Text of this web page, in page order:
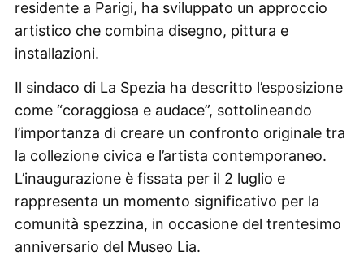
residente a Parigi, ha sviluppato un approccio
artistico che combina disegno, pittura e
installazioni.
Il sindaco di La Spezia ha descritto l’esposizione
come “coraggiosa e audace”, sottolineando
l’importanza di creare un confronto originale tra
la collezione civica e l’artista contemporaneo.
L’inaugurazione è fissata per il 2 luglio e
rappresenta un momento significativo per la
comunità spezzina, in occasione del trentesimo
anniversario del Museo Lia.